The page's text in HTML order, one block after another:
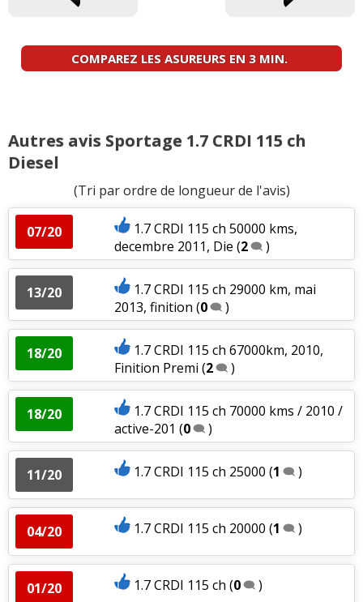
COMPAREZ LES ASUREURS EN 3 MIN.
Autres avis Sportage 1.7 CRDI 115 ch
Diesel
(Tri par ordre de longueur de l'avis)
07/20
1.7 CRDI 115 ch 50000 kms,
decembre 2011, Die (2 )
13/20
1.7 CRDI 115 ch 29000 km, mai
2013, finition (0 )
18/20
1.7 CRDI 115 ch 67000km, 2010,
Finition Premi (2 )
18/20
1.7 CRDI 115 ch 70000 kms / 2010 /
active-201 (0 )
11/20 1.7 CRDI 115 ch 25000 (1 )
04/20 1.7 CRDI 115 ch 20000 (1 )
01/20 1.7 CRDI 115 ch (0 )